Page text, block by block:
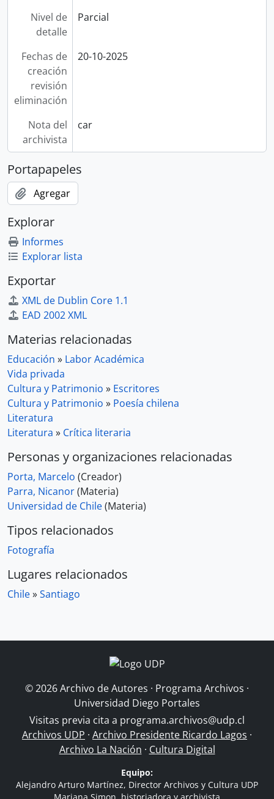
Nivel de
detalle
Parcial
Fechas de
creación
revisión
eliminación
20-10-2025
Nota del
archivista
car
Portapapeles
Agregar
Explorar
Informes
Explorar lista
Exportar
XML de Dublin Core 1.1
EAD 2002 XML
Materias relacionadas
Educación » Labor Académica
Vida privada
Cultura y Patrimonio » Escritores
Cultura y Patrimonio » Poesía chilena
Literatura
Literatura » Crítica literaria
Personas y organizaciones relacionadas
Porta, Marcelo (Creador)
Parra, Nicanor(Materia)
Universidad de Chile(Materia)
Tipos relacionados
Fotografía
Lugares relacionados
Chile»Santiago
© 2026 Archivo de Autores · Programa Archivos ·
Universidad Diego Portales
Visitas previa cita a programa.archivos@udp.cl
Archivos UDP · Archivo Presidente Ricardo Lagos ·
Archivo La Nación · Cultura Digital
Equipo:
Alejandro Arturo Martínez, Director Archivos y Cultura UDP